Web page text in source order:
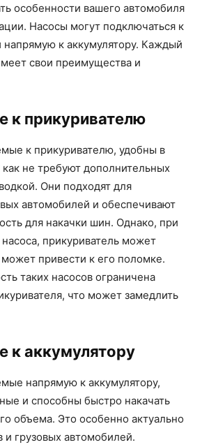
особенности вашего автомобиля
Насосы могут подключаться к
напрямую к аккумулятору. Каждый
свои преимущества и
к прикуривателю
к прикуривателю, удобны в
как не требуют дополнительных
Они подходят для
автомобилей и обеспечивают
для накачки шин. Однако, при
прикуриватель может
может привести к его поломке.
таких насосов ограничена
что может замедлить
к аккумулятору
напрямую к аккумулятору,
и способны быстро накачать
объема. Это особенно актуально
грузовых автомобилей.